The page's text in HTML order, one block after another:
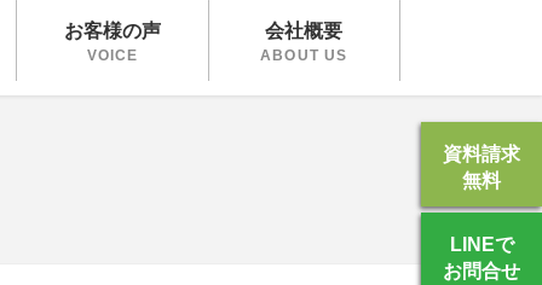
お客様の声
VOICE
会社概要
ABOUT US
資料請求
無料
LINEで
お問合せ